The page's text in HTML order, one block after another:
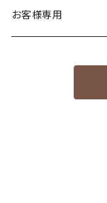
Alohaloha
お客様専用